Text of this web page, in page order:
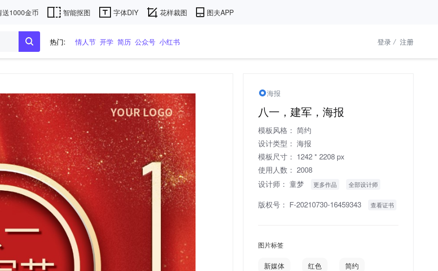
送1000金币 智能抠图 字体DIY 花样裁图 图夫APP
热门: 情人节 开学 简历 公众号 小红书 登录 / 注册
海报
八一，建军，海报
模板风格： 简约
设计类型： 海报
模板尺寸： 1242 * 2208 px
使用人数： 2008
设计师： 童梦 更多作品 全部设计师
版权号： F-20210730-16459343 查看证书
图片标签
新媒体 红色 简约